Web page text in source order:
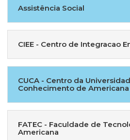
Assistência Social
CIEE - Centro de Integracao
CUCA - Centro da
Conhecimento de Americana
FATEC - Faculdade de
Americana